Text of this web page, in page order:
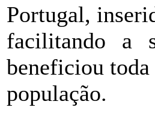
Portugal,
facilitando a
beneficiou toda
população.